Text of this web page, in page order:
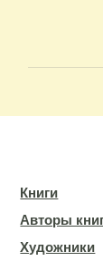
Книги
Авторы
Художники